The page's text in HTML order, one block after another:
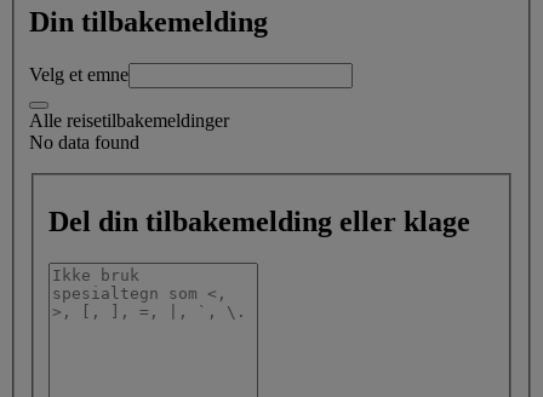
Din tilbakemelding
Velg et emne
Alle reisetilbakemeldinger
No data found
Del din tilbakemelding eller klage